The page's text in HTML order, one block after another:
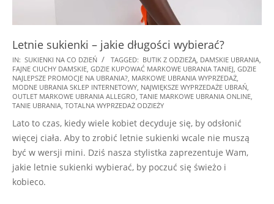
Letnie sukienki – jakie długości wybierać?
2026-
02-
11
IN: SUKIENKI NA CO DZIEŃ TAGGED: BUTIK Z ODZIEŻĄ, DAMSKIE UBRANIA,
FAJNE CIUCHY DAMSKIE, GDZIE KUPOWAĆ MARKOWE UBRANIA TANIEJ, GDZIE
NAJLEPSZE PROMOCJE NA UBRANIA?, MARKOWE UBRANIA WYPRZEDAŻ,
MODNE UBRANIA SKLEP INTERNETOWY, NAJWIĘKSZE WYPRZEDAŻE UBRAŃ,
OUTLET MARKOWE UBRANIA ALLEGRO, TANIE MARKOWE UBRANIA ONLINE,
TANIE UBRANIA, TOTALNA WYPRZEDAŻ ODZIEŻY
Lato to czas, kiedy wiele kobiet decyduje się, by odsłonić
więcej ciała. Aby to zrobić letnie sukienki wcale nie muszą
być w wersji mini. Dziś nasza stylistka zaprezentuje Wam,
jakie letnie sukienki wybierać, by poczuć się świeżo i
kobieco.